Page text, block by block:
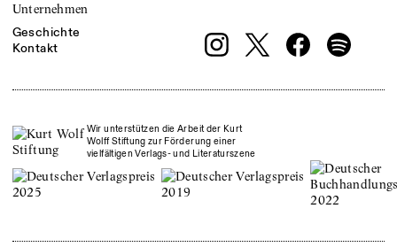
Unternehmen
Geschichte
Kontakt
Wir unterstützen die Arbeit der Kurt
Wolff Stiftung zur Förderung einer
vielfältigen Verlags- und Literaturszene